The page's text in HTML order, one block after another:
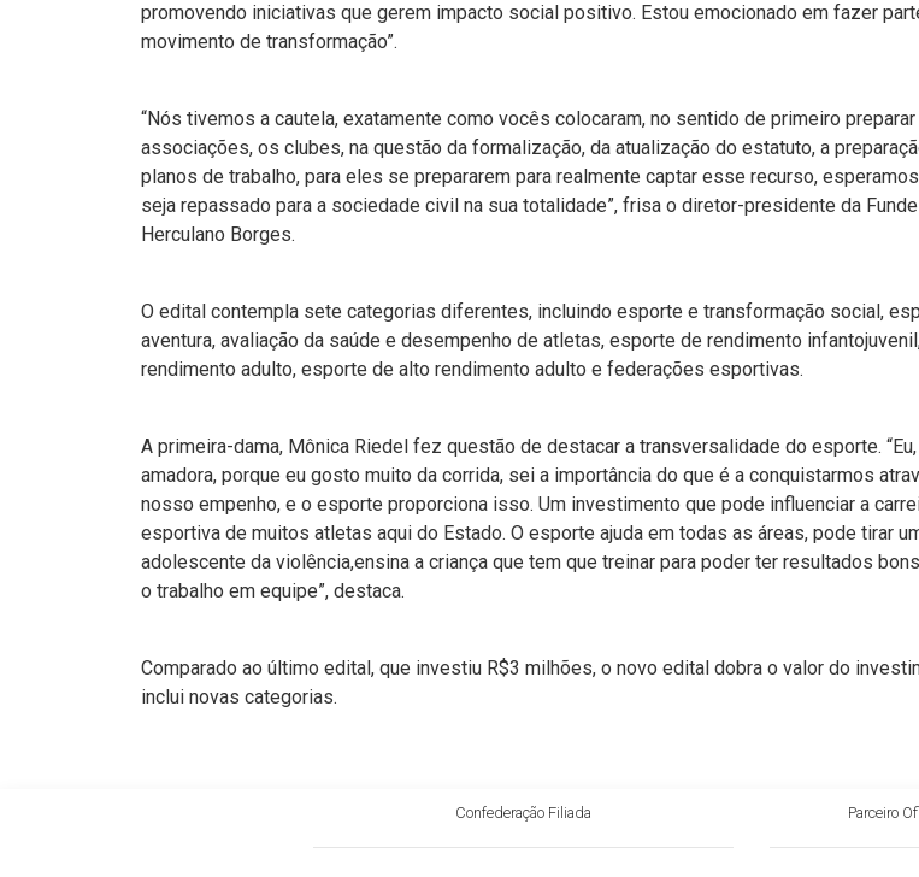
promovendo iniciativas que gerem impacto social positivo. Estou emocionado em fazer
movimento de transformação”.
“Nós tivemos a cautela, exatamente como vocês colocaram, no sentido de primeiro preparar
associações, os clubes, na questão da formalização, da atualização do estatuto, a
planos de trabalho, para eles se prepararem para realmente captar esse recurso,
seja repassado para a sociedade civil na sua totalidade”, frisa o diretor-presidente da
Herculano Borges.
O edital contempla sete categorias diferentes, incluindo esporte e transformação social,
aventura, avaliação da saúde e desempenho de atletas, esporte de rendimento
rendimento adulto, esporte de alto rendimento adulto e federações esportivas.
A primeira-dama, Mônica Riedel fez questão de destacar a transversalidade do esporte.
amadora, porque eu gosto muito da corrida, sei a importância do que é a conquistarmos
nosso empenho, e o esporte proporciona isso. Um investimento que pode influenciar a
esportiva de muitos atletas aqui do Estado. O esporte ajuda em todas as áreas, pode tirar
adolescente da violência,ensina a criança que tem que treinar para poder ter resultados
o trabalho em equipe”, destaca.
Comparado ao último edital, que investiu R$3 milhões, o novo edital dobra o valor do
inclui novas categorias.
Confederação Filiada Parceiro